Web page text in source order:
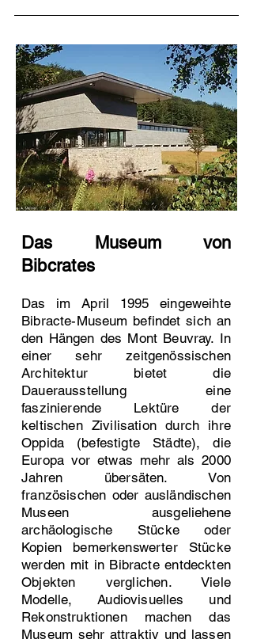
Das Museum von
Bibcrates
Das im April 1995 eingeweihte
Bibracte-Museum befindet sich an
den Hängen des Mont Beuvray. In
einer sehr zeitgenössischen
Architektur bietet die
Dauerausstellung eine
faszinierende Lektüre der
keltischen Zivilisation durch ihre
Oppida (befestigte Städte), die
Europa vor etwas mehr als 2000
Jahren übersäten. Von
französischen oder ausländischen
Museen ausgeliehene
archäologische Stücke oder
Kopien bemerkenswerter Stücke
werden mit in Bibracte entdeckten
Objekten verglichen. Viele
Modelle, Audiovisuelles und
Rekonstruktionen machen das
Museum sehr attraktiv und lassen